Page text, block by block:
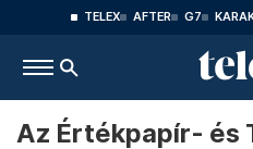
TELEX AFTER G7
Az Értékpapír- és